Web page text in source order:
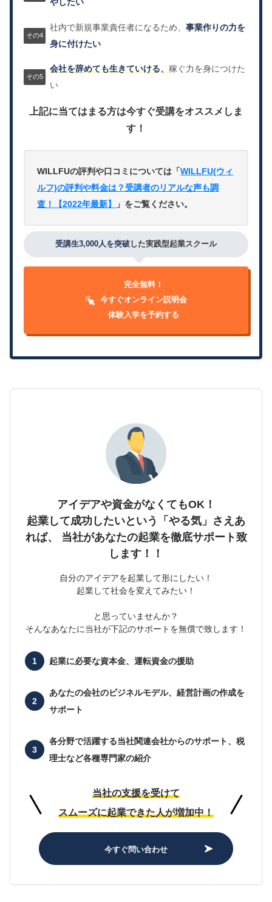
やしたい
社内で新規事業責任者になるため、事業作りの力を
身に付けたい
会社を辞めても生きていける、稼ぐ力を身につけた
い
上記に当てはまる方は今すぐ受講をオススメしま
す！
WILLFUの評判や口コミについては「WILLFU(ウィ
ルフ)の評判や料金は？受講者のリアルな声も調
査！【2022年最新】
」をご覧ください。
受講生3,000人を突破 した実践型起業スクール
完全無料！
今すぐオンライン説明会
体験入学を予約する
アイデアや資金がなくてもOK！
起業して成功したいという「やる気」さえあ
れば、
当社があなたの起業を徹底サポート致
します！！
自分のアイデアを起業して形にしたい！
起業して社会を変えてみたい！
と思っていませんか？
そんなあなたに当社が下記のサポートを無償で致します！
起業に必要な資本金、運転資金の援助
あなたの会社のビジネルモデル、経営計画の作成を
サポート
各分野で活躍する当社関連会社からのサポート、 税
理士など各種専門家の紹介
当社の支援を受けて
スムーズに起業できた人が増加中！
今すぐ問い合わせ